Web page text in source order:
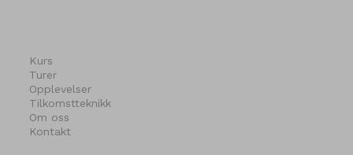
Kurs
Turer
Opplevelser
Tilkomstteknikk
Om oss
Kontakt